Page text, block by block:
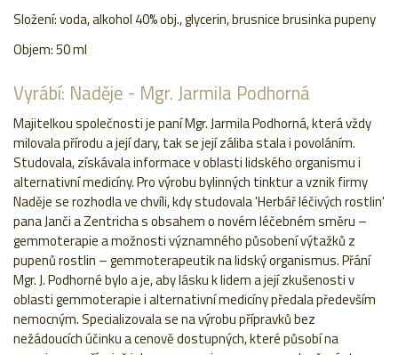
Složení: voda, alkohol 40% obj., glycerin, brusnice brusinka pupeny
Objem: 50 ml
Vyrábí: Naděje - Mgr. Jarmila Podhorná
Majitelkou společnosti je paní Mgr. Jarmila Podhorná, která vždy
milovala přírodu a její dary, tak se její záliba stala i povoláním.
Studovala, získávala informace v oblasti lidského organismu i
alternativní medicíny. Pro výrobu bylinných tinktur a vznik firmy
Naděje se rozhodla ve chvíli, kdy studovala 'Herbář léčivých rostlin'
pana Janči a Zentricha s obsahem o novém léčebném směru –
gemmoterapie a možnosti významného působení výtažků z
pupenů rostlin – gemmoterapeutik na lidský organismus. Přání
Mgr. J. Podhorné bylo a je, aby lásku k lidem a její zkušenosti v
oblasti gemmoterapie i alternativní medicíny předala především
nemocným. Specializovala se na výrobu přípravků bez
nežádoucích účinku a cenově dostupných, které působí na